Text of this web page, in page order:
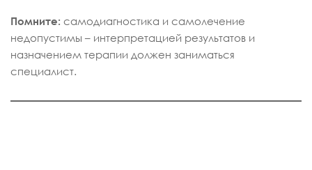
Помните: самодиагностика и самолечение
недопустимы – интерпретацией результатов и
назначением терапии должен заниматься
специалист.